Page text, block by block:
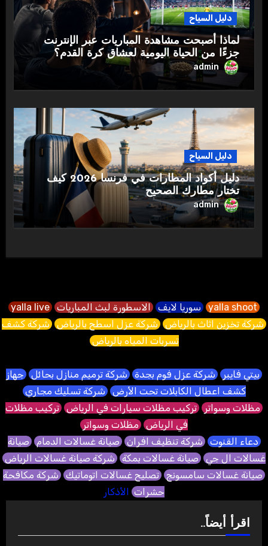
دليل السياح
لماذا أصبحت مشاهدة المباريات عبر الإنترنت
جزءًا من الحياة اليومية لعشاق كرة القدم؟
admin
دليل السياح
دليل أكواد المطارات في فرنسا 2026 كيف
تختار مطارك الصحيح
admin
yalla shoot سوريا لايف الاسطورة لبث المباريات yalla live
شركة تخزين اثاث بالرياض شركة عزل اسطح بالرياض شركة كشف
تسربات المياه بالرياض
بيتي فايبر شركة عزل فوم بجدة شركة ترميم منازل بحائل جهاز
كشف اعطال الكابلات تحت الأرض شركة تسليك مجاري
مظلات وسواتر تركيب مظلات سيارات في الرياض تركيب مظلات
في الرياض مظلات وسواتر
دعاء القنوت شركة تنظيف افران صيانة غسالات الدمام صيانة
غسالات ال جي صيانة غسالات بمكة شركة صيانة غسالات الرياض
صيانة غسالات سامسونج تصليح غسالات اتوماتيك شركة مكافحة
حشرات الأذكار
اقرأ أيضاً..